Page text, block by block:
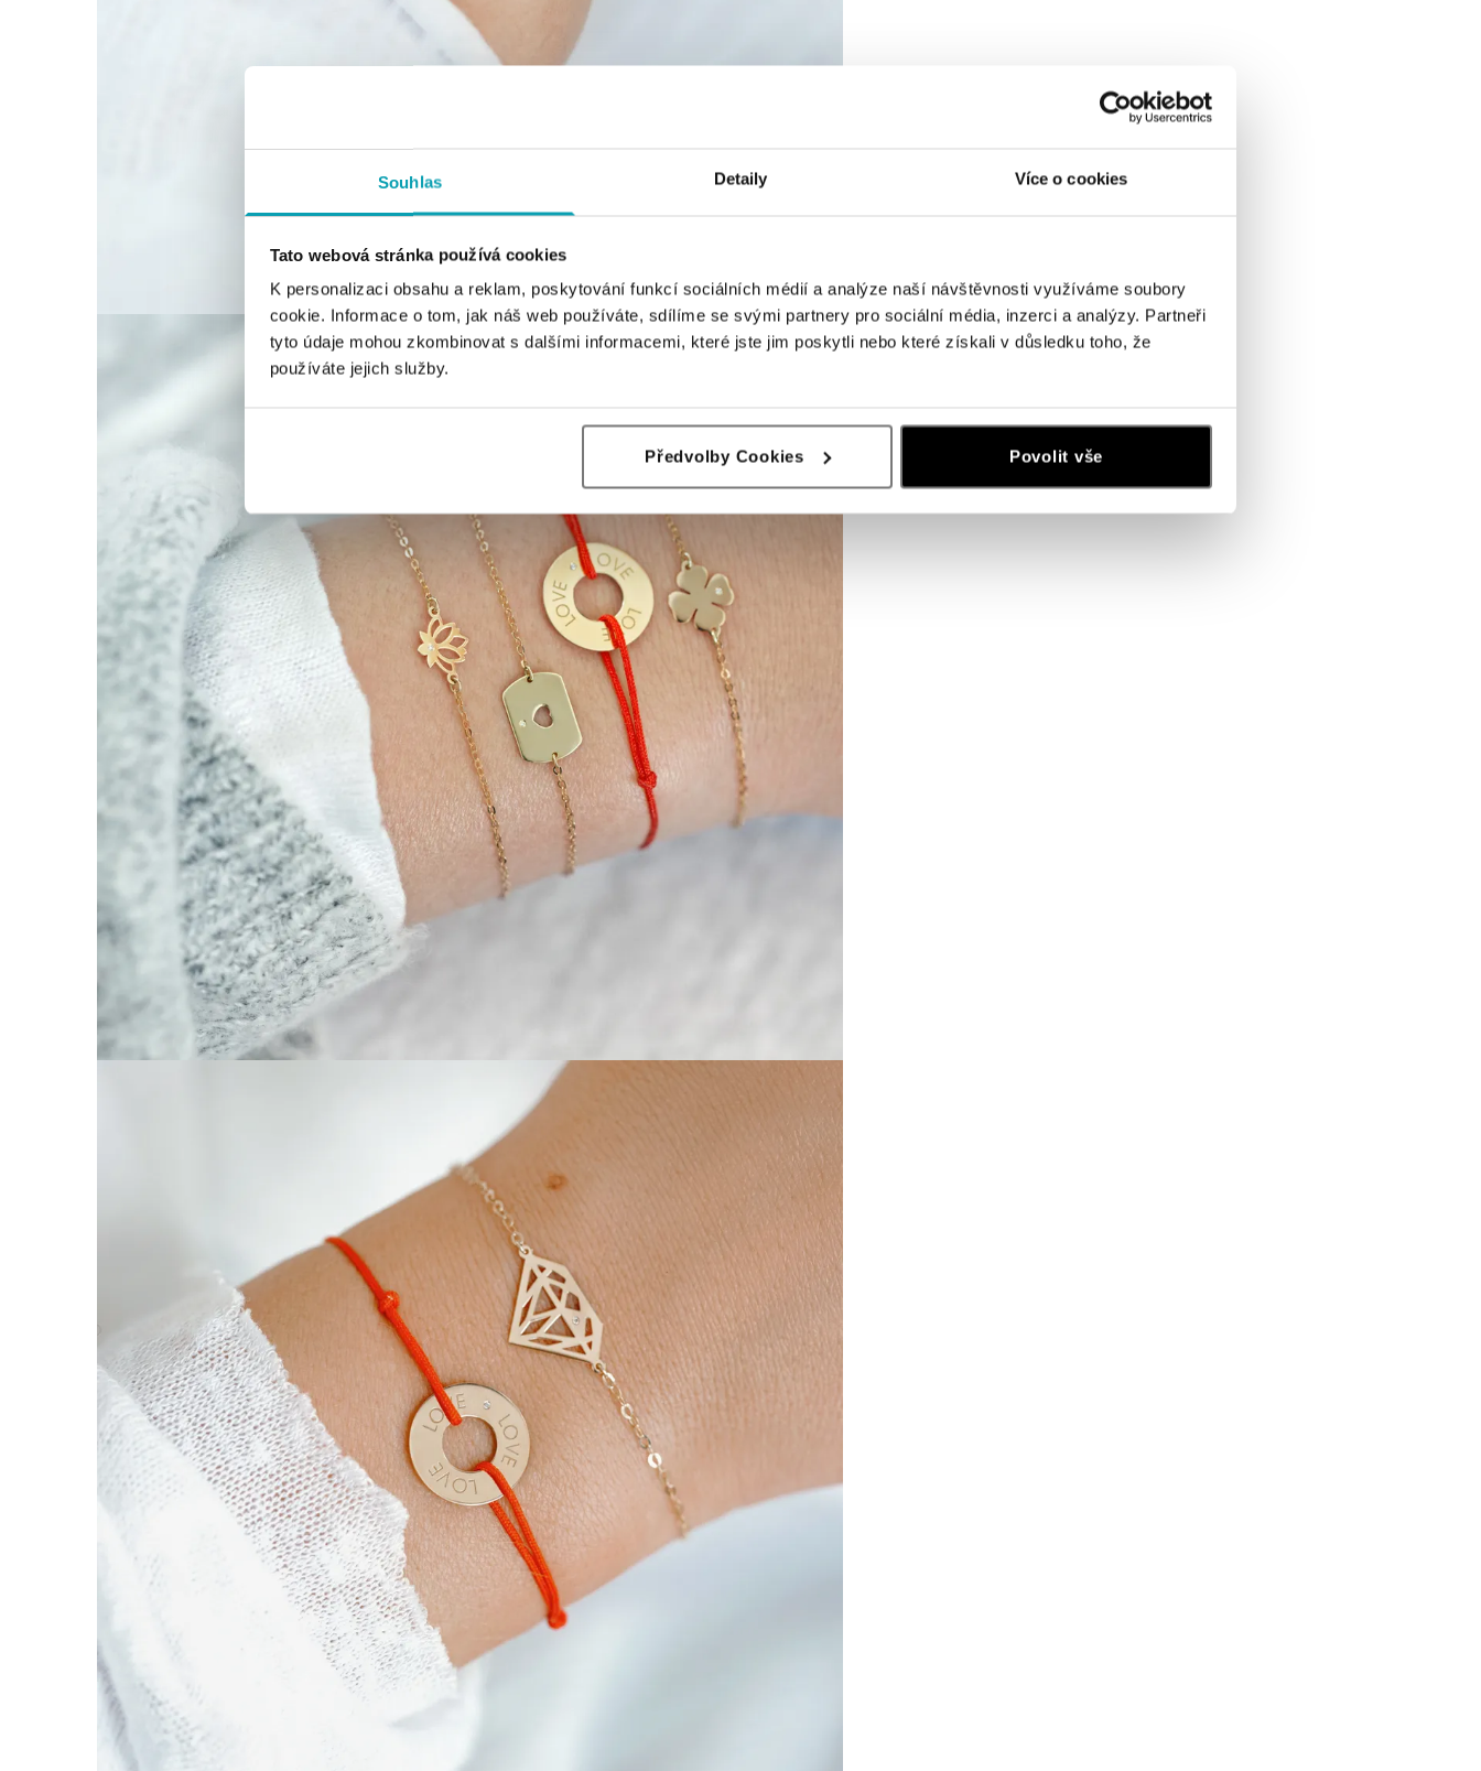
Souhlas Detaily Více o cookies
Tato webová stránka používá cookies
K personalizaci obsahu a reklam, poskytování funkcí sociálních médií a analýze naší návštěvnosti využíváme soubory
cookie. Informace o tom, jak náš web používáte, sdílíme se svými partnery pro sociální média, inzerci a analýzy. Partneři
tyto údaje mohou zkombinovat s dalšími informacemi, které jste jim poskytli nebo které získali v důsledku toho, že
používáte jejich služby.
Předvolby Cookies Povolit vše